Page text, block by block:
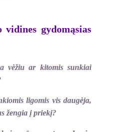
vidines gydomąsias
vėžiu ar kitomis sunkiai
ligomis vis daugėja,
žengia į priekį?